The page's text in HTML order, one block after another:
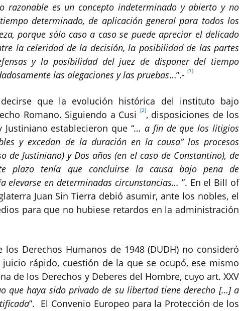
razonable es un concepto indeterminado y abierto y no
determinado, de aplicación general para todos los
porque sólo caso a caso se puede apreciar el delicado
la celeridad de la decisión, la posibilidad de las partes
y la posibilidad del juez de disponer del tiempo
las alegaciones y las pruebas…”.- [1]
que la evolución histórica del instituto bajo
Romano. Siguiendo a Cusi
[2], disposiciones de los
establecieron que “… a fin de que los litigios
y excedan de la duración en la causa” los procesos
de Justiniano) y Dos años (en el caso de Constantino), de
plazo tenía que concluirse la causa bajo pena de
elevarse en determinadas circunstancias… ”. En el Bill of
Juan Sin Tierra debió asumir, ante los nobles, el
para que no hubiese retardos en la administración
los Derechos Humanos de 1948 (DUDH) no consideró
rápido, cuestión de la que se ocupó, ese mismo
de los Derechos y Deberes del Hombre, cuyo art. XXV
que haya sido privado de su libertad tiene derecho […] a
”. El Convenio Europeo para la Protección de los